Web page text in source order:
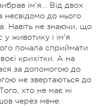
ім’я... Від двох
несвідомо до нього
Навіть не знаючи, що
у животику і ім'я
почала сприймати
крихітки. А на
за допомогою до
не звертаються до
хто не має ні
через мене.